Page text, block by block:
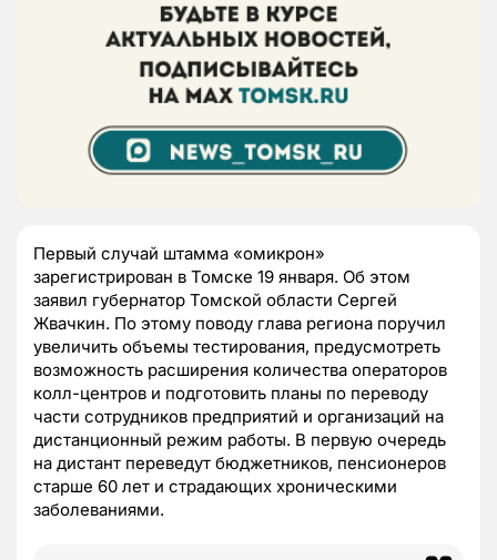
Первый случай штамма «омикрон»
зарегистрирован в Томске 19 января. Об этом
заявил губернатор Томской области Сергей
Жвачкин. По этому поводу глава региона поручил
увеличить объемы тестирования, предусмотреть
возможность расширения количества операторов
колл-центров и подготовить планы по переводу
части сотрудников предприятий и организаций на
дистанционный режим работы. В первую очередь
на дистант переведут бюджетников, пенсионеров
старше 60 лет и страдающих хроническими
заболеваниями.